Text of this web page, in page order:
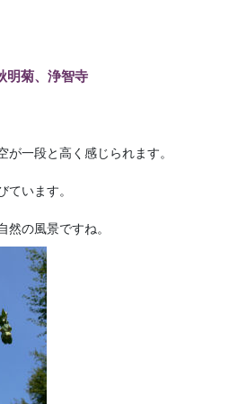
明菊、浄智寺
一段と高く感じられます。
います。
然の風景ですね。